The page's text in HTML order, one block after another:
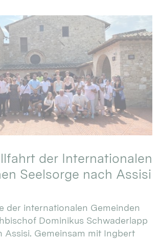
der Internationalen
Seelsorge nach Assisi
der internationalen Gemeinden
Dominikus Schwaderlapp
Assisi. Gemeinsam mit Ingbert